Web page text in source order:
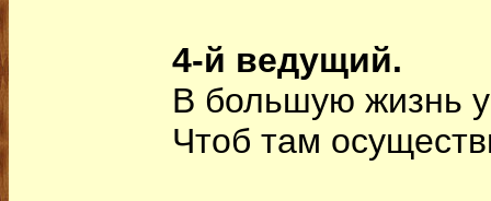
4-й ведущий.
В большую жизнь
Чтоб там